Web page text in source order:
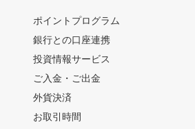
ポイントプログラム
銀行との口座連携
投資情報サービス
ご入金・ご出金
外貨決済
お取引時間